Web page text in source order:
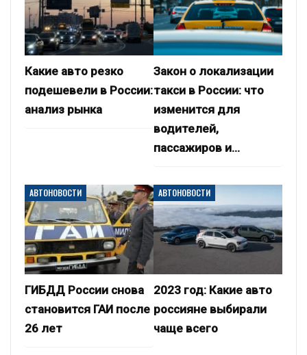
Какие авто резко
подешевели в России:
анализ рынка
Закон о локализации
такси в России: что
изменится для
водителей,
пассажиров и…
АВТОНОВОСТИ
ГИБДД России снова
становится ГАИ после
26 лет
АВТОНОВОСТИ
2023 год: Какие авто
россияне выбирали
чаще всего